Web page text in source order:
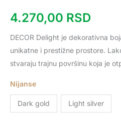
4.270,00 RSD
DECOR Delight je dekorativna
unikatne i prestižne prostore.
stvaraju trajnu površinu koja je
Nijanse
Dark gold Light silver
sa
prelivanja
boja
količina